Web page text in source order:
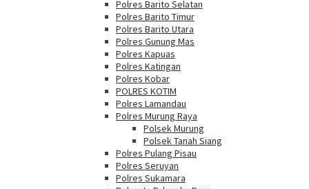
Polres Barito Selatan
Polres Barito Timur
Polres Barito Utara
Polres Gunung Mas
Polres Kapuas
Polres Katingan
Polres Kobar
POLRES KOTIM
Polres Lamandau
Polres Murung Raya
Polsek Murung
Polsek Tanah Siang
Polres Pulang Pisau
Polres Seruyan
Polres Sukamara